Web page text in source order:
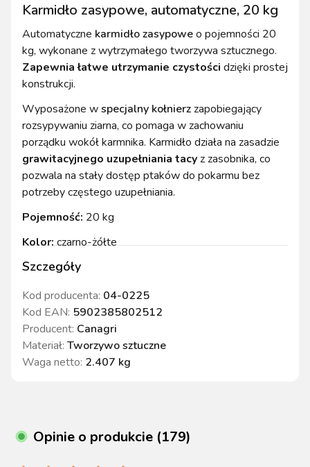
Szczegóły
Kod producenta: 04-0225
Kod EAN: 5902385802512
Producent: Canagri
Materiał: Tworzywo sztuczne
Waga netto: 2.407 kg
Karmidło zasypowe, automatyczne, 20 kg
Automatyczne karmidło zasypoweo pojemności 20
kg, wykonane z wytrzymałego tworzywa sztucznego.
Zapewnia łatwe utrzymanie czystości dzięki prostej
konstrukcji.
Wyposażone wspecjalny kołnierzzapobiegający
rozsypywaniu ziarna, co pomaga w zachowaniu
porządku wokół karmnika. Karmidło działa na zasadzie
grawitacyjnego uzupełniania tacyz zasobnika, co
pozwala na stały dostęp ptaków do pokarmu bez
potrzeby częstego uzupełniania.
Pojemność: 20 kg
Kolor:czarno-żółte
Opinie o produkcie (179)